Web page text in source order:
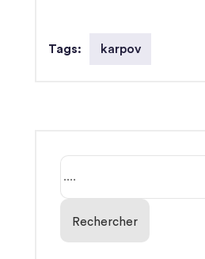
Tags: karpov
Rechercher